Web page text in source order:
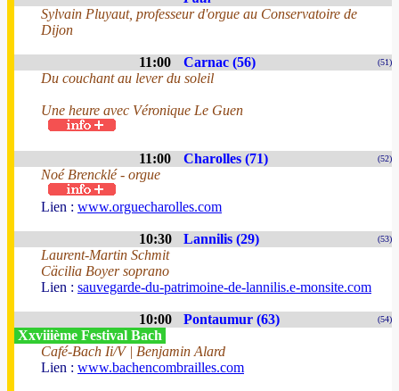
Sylvain Pluyaut, professeur d'orgue au Conservatoire de
Dijon
11:00 Carnac (56) (51)
Du couchant au lever du soleil
Une heure avec Véronique Le Guen
11:00 Charolles (71) (52)
Noé Brencklé - orgue
Lien : www.orguecharolles.com
10:30 Lannilis (29) (53)
Laurent-Martin Schmit
Cäcilia Boyer soprano
Lien : sauvegarde-du-patrimoine-de-lannilis.e-monsite.com
10:00 Pontaumur (63) (54)
Xxviiième Festival Bach
Café-Bach Ii/V | Benjamin Alard
Lien : www.bachencombrailles.com